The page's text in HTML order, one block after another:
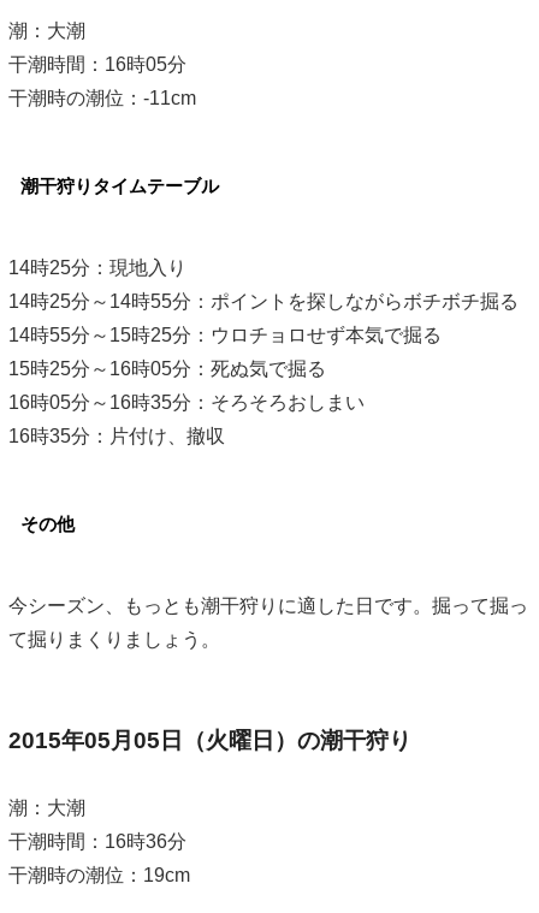
潮：大潮
干潮時間：16時05分
干潮時の潮位：-11cm
潮干狩りタイムテーブル
14時25分：現地入り
14時25分～14時55分：ポイントを探しながらボチボチ掘る
14時55分～15時25分：ウロチョロせず本気で掘る
15時25分～16時05分：死ぬ気で掘る
16時05分～16時35分：そろそろおしまい
16時35分：片付け、撤収
その他
今シーズン、もっとも潮干狩りに適した日です。掘って掘っ
て掘りまくりましょう。
2015年05月05日（火曜日）の潮干狩り
潮：大潮
干潮時間：16時36分
干潮時の潮位：19cm